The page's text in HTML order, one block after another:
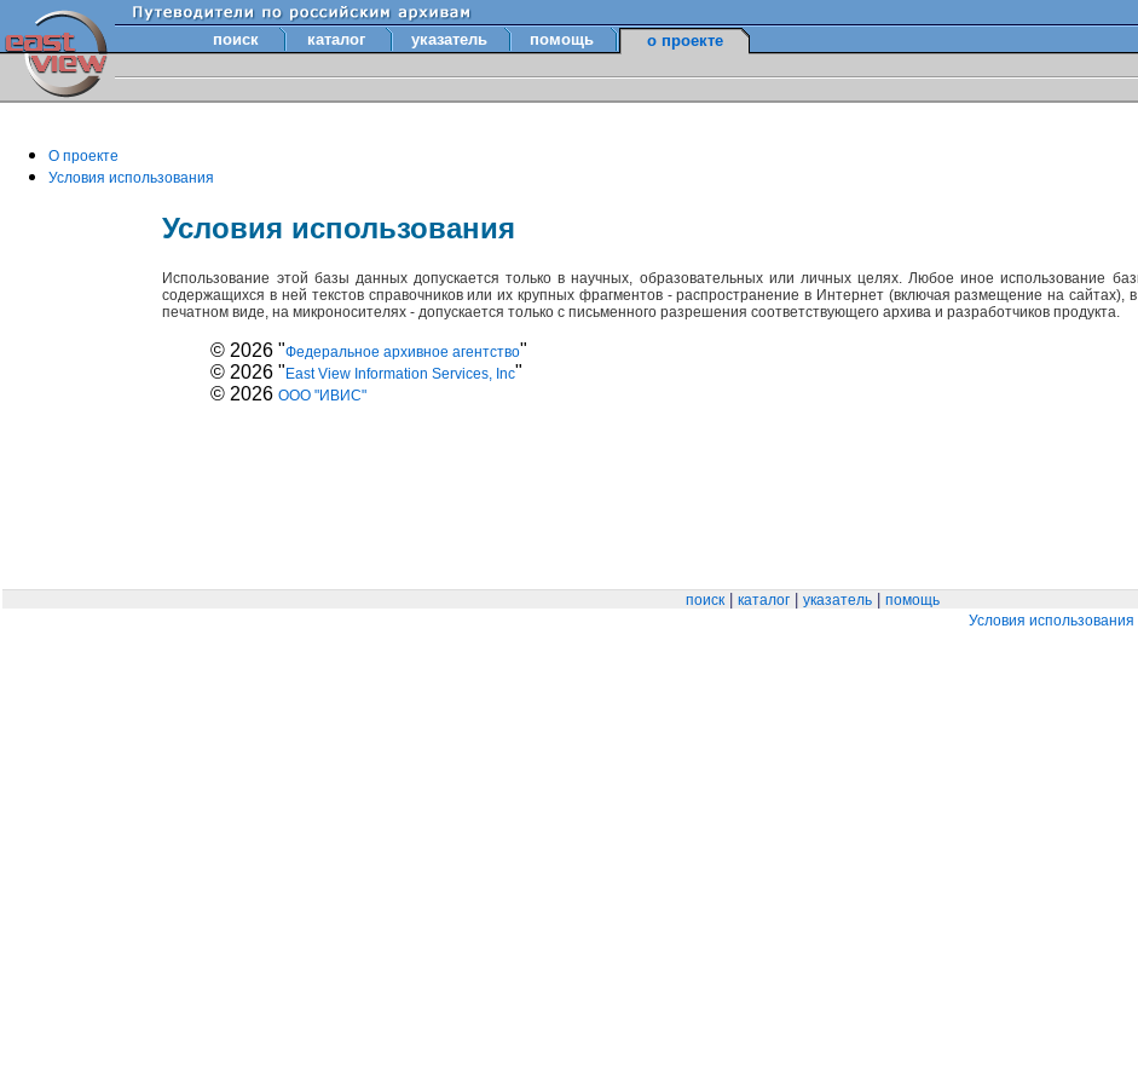
поиск каталог указатель помощь о проекте
О проекте
Условия использования
Условия использования
Использование этой базы данных допускается только в научных, образовательных или личных целях. Любое иное использование
содержащихся в ней текстов справочников или их крупных фрагментов - распространение в Интернет (включая размещение на сайтах),
печатном виде, на микроносителях - допускается только с письменного разрешения соответствующего архива и разработчиков продукта.
© 2026 "Федеральное архивное агентство"
© 2026 " East View Information Services, Inc"
© 2026ООО "ИВИС"
поиск каталог указатель
помощь
Условия использования